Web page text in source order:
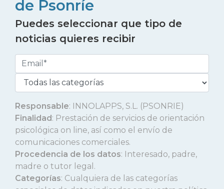
de Psonríe
Puedes seleccionar que tipo de
noticias quieres recibir
Responsable: INNOLAPPS, S.L. (PSONRIE)
Finalidad: Prestación de servicios de orientación
psicológica on line, así como el envío de
comunicaciones comerciales.
Procedencia de los datos: Interesado, padre,
madre o tutor legal.
Categorías: Cualquiera de las categorías